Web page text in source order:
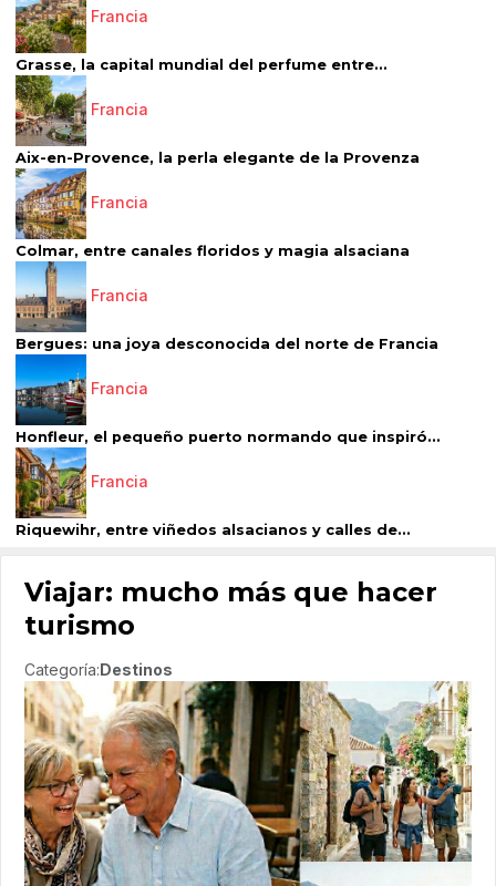
Francia
Grasse, la capital mundial del perfume entre...
Francia
Aix-en-Provence, la perla elegante de la Provenza
Francia
Colmar, entre canales floridos y magia alsaciana
Francia
Bergues: una joya desconocida del norte de Francia
Francia
Honfleur, el pequeño puerto normando que inspiró...
Francia
Riquewihr, entre viñedos alsacianos y calles de...
Viajar: mucho más que hacer
turismo
Categoría:Destinos